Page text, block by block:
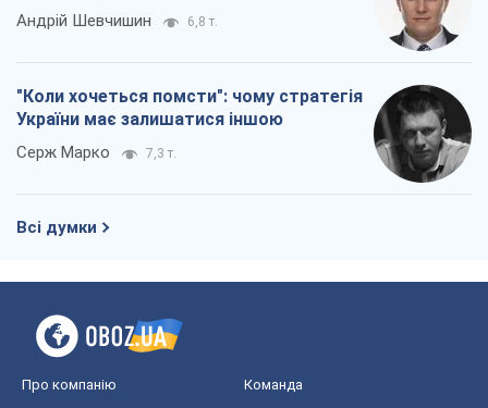
Андрій Шевчишин 6,8 т.
"Коли хочеться помсти": чому стратегія
України має залишатися іншою
Серж Марко 7,3 т.
Всі думки
Про компанію Команда